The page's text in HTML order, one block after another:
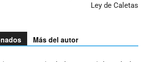
Ley de Caletas
Más del autor